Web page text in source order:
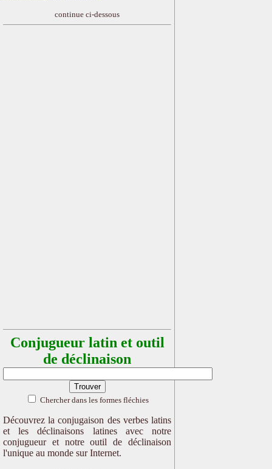
continue ci-dessous
Conjugueur latin et outil
de déclinaison
Chercher dans les formes fléchies
Découvrez la conjugaison des verbes latins
et les déclinaisons latines avec notre
conjugueur et notre outil de déclinaison
l'unique au monde sur Internet.